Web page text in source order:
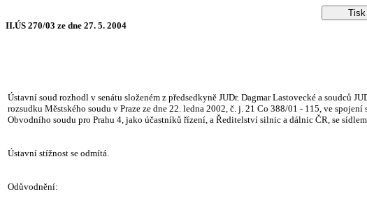
II.ÚS 270/03 ze dne 27. 5. 2004
Ústavní soud rozhodl v senátu složeném z předsedkyně JUDr. Dagmar Lastovecké a soudců
rozsudku Městského soudu v Praze ze dne 22. ledna 2002, č. j. 21 Co 388/01 - 115, ve
Obvodního soudu pro Prahu 4, jako účastníků řízení, a Ředitelství silnic a dálnic ČR, se
Ústavní stížnost se odmítá.
Odůvodnění: